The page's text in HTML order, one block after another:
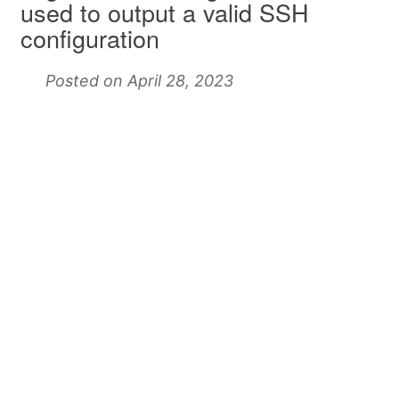
used to output a valid SSH
configuration
Posted on April 28, 2023